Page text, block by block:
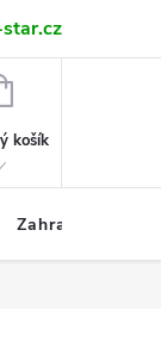
NÁKUPNÍ
košík
Zahrada